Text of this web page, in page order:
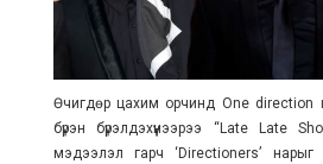
Өчигдөр цахим орчинд One direction
бүрэн бүрэлдэхүүнээрээ “Late Late
мэдээлэл гарч ‘Directioners’